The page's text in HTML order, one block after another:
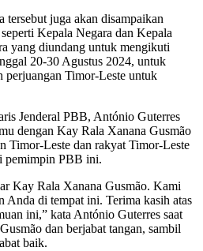
tersebut juga akan disampaikan
Kepala Negara dan Kepala
yang diundang untuk mengikuti
20-30 Agustus 2024, untuk
perjuangan Timor-Leste untuk
Jenderal PBB, António Guterres
dengan Kay Rala Xanana Gusmão
Timor-Leste dan rakyat Timor-Leste
pemimpin PBB ini.
Kay Rala Xanana Gusmão. Kami
Anda di tempat ini. Terima kasih atas
ini,” kata António Guterres saat
dan berjabat tangan, sambil
baik.